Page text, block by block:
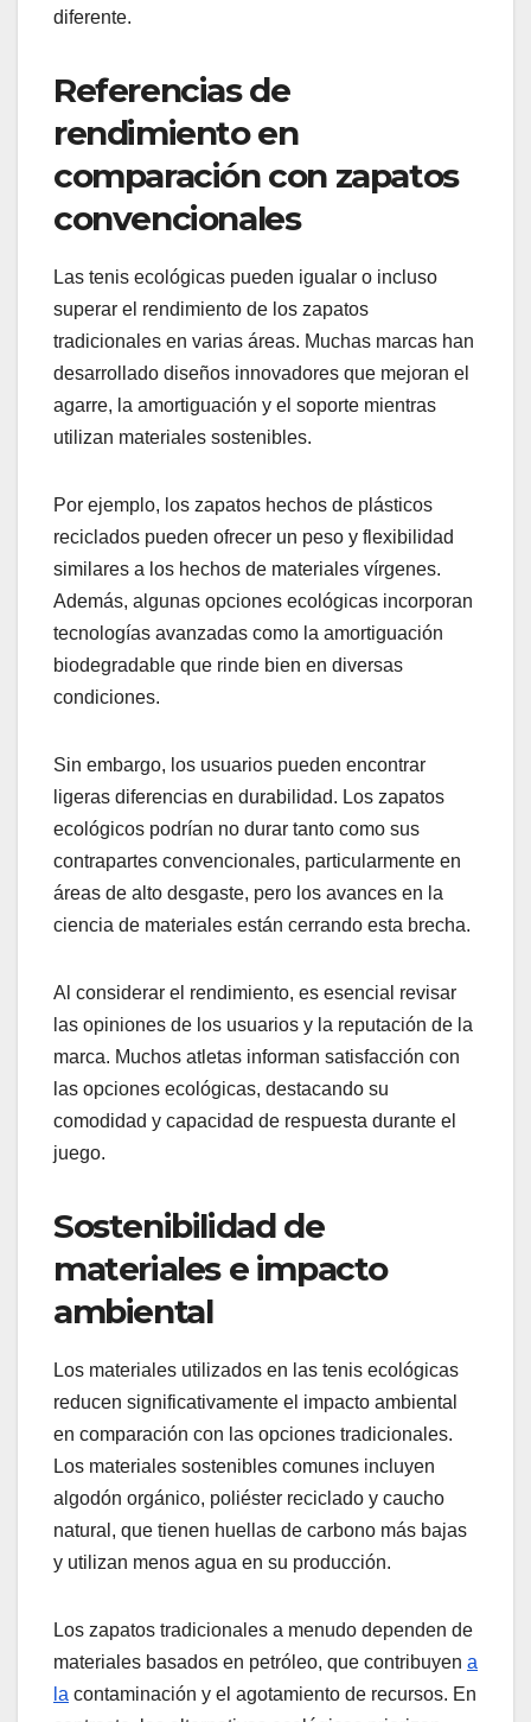
diferente.
Referencias de
rendimiento en
comparación con zapatos
convencionales
Las tenis ecológicas pueden igualar o incluso
superar el rendimiento de los zapatos
tradicionales en varias áreas. Muchas marcas han
desarrollado diseños innovadores que mejoran el
agarre, la amortiguación y el soporte mientras
utilizan materiales sostenibles.
Por ejemplo, los zapatos hechos de plásticos
reciclados pueden ofrecer un peso y flexibilidad
similares a los hechos de materiales vírgenes.
Además, algunas opciones ecológicas incorporan
tecnologías avanzadas como la amortiguación
biodegradable que rinde bien en diversas
condiciones.
Sin embargo, los usuarios pueden encontrar
ligeras diferencias en durabilidad. Los zapatos
ecológicos podrían no durar tanto como sus
contrapartes convencionales, particularmente en
áreas de alto desgaste, pero los avances en la
ciencia de materiales están cerrando esta brecha.
Al considerar el rendimiento, es esencial revisar
las opiniones de los usuarios y la reputación de la
marca. Muchos atletas informan satisfacción con
las opciones ecológicas, destacando su
comodidad y capacidad de respuesta durante el
juego.
Sostenibilidad de
materiales e impacto
ambiental
Los materiales utilizados en las tenis ecológicas
reducen significativamente el impacto ambiental
en comparación con las opciones tradicionales.
Los materiales sostenibles comunes incluyen
algodón orgánico, poliéster reciclado y caucho
natural, que tienen huellas de carbono más bajas
y utilizan menos agua en su producción.
Los zapatos tradicionales a menudo dependen de
materiales basados en petróleo, que contribuyen a
la contaminación y el agotamiento de recursos. En